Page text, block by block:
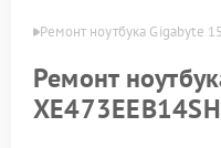
Ремонт ноутбука Gigabyte
Ремонт